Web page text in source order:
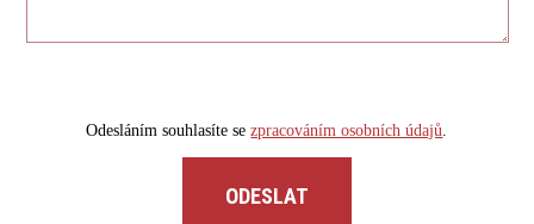
Odesláním souhlasíte sezpracováním osobních údajů